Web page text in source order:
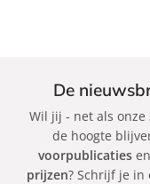
De
Wil jij - net als onze
de hoogte
voorpublicaties
prijzen? Schrijf je in